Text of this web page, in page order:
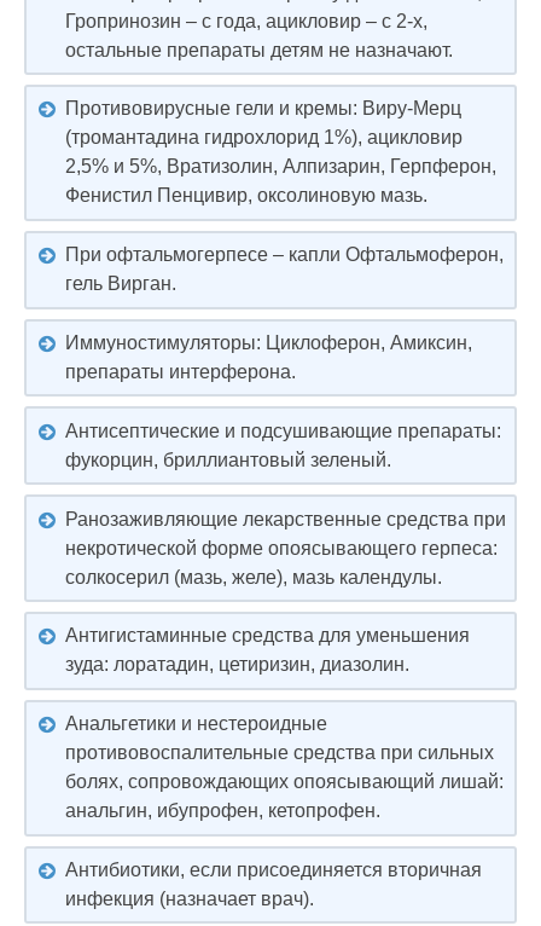
Гропринозин – с года, ацикловир – с 2-х,
остальные препараты детям не назначают.
Противовирусные гели и кремы: Виру-Мерц
(тромантадина гидрохлорид 1%), ацикловир
2,5% и 5%, Вратизолин, Алпизарин, Герпферон,
Фенистил Пенцивир, оксолиновую мазь.
При офтальмогерпесе – капли Офтальмоферон,
гель Вирган.
Иммуностимуляторы: Циклоферон, Амиксин,
препараты интерферона.
Антисептические и подсушивающие препараты:
фукорцин, бриллиантовый зеленый.
Ранозаживляющие лекарственные средства при
некротической форме опоясывающего герпеса:
солкосерил (мазь, желе), мазь календулы.
Антигистаминные средства для уменьшения
зуда: лоратадин, цетиризин, диазолин.
Анальгетики и нестероидные
противовоспалительные средства при сильных
болях, сопровождающих опоясывающий лишай:
анальгин, ибупрофен, кетопрофен.
Антибиотики, если присоединяется вторичная
инфекция (назначает врач).